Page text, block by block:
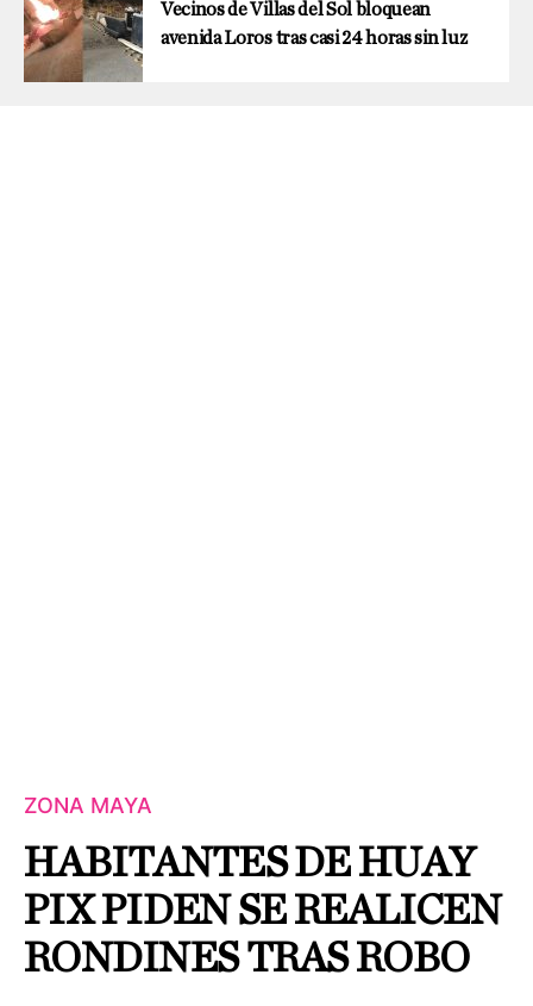
Vecinos de Villas del Sol bloquean
avenida Loros tras casi 24 horas sin luz
ZONA MAYA
HABITANTES DE HUAY
PIX PIDEN SE REALICEN
RONDINES TRAS ROBO